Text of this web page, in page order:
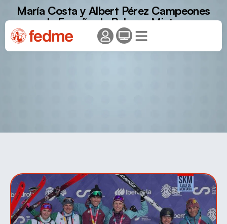
María Costa y Albert Pérez Campeones
de España de Relevos Mixtos